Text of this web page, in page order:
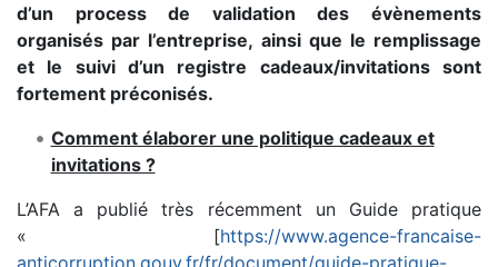
d’un process de validation des évènements
organisés par l’entreprise, ainsi que le remplissage
et le suivi d’un registre cadeaux/invitations sont
fortement préconisés.
Comment élaborer une politique cadeaux et
invitations ?
L’AFA a publié très récemment un Guide pratique
« [https://www.agence-francaise-